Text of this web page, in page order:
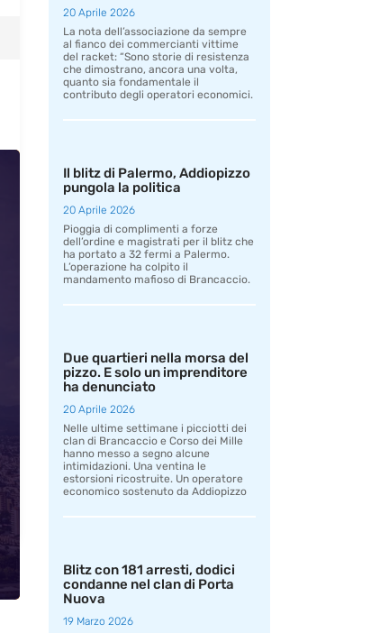
20 Aprile 2026
La nota dell’associazione da sempre
al fianco dei commercianti vittime
del racket: “Sono storie di resistenza
che dimostrano, ancora una volta,
quanto sia fondamentale il
contributo degli operatori economici.
Il blitz di Palermo, Addiopizzo
pungola la politica
20 Aprile 2026
Pioggia di complimenti a forze
dell’ordine e magistrati per il blitz che
ha portato a 32 fermi a Palermo.
L’operazione ha colpito il
mandamento mafioso di Brancaccio.
Due quartieri nella morsa del
pizzo. E solo un imprenditore
ha denunciato
20 Aprile 2026
Nelle ultime settimane i picciotti dei
clan di Brancaccio e Corso dei Mille
hanno messo a segno alcune
intimidazioni. Una ventina le
estorsioni ricostruite. Un operatore
economico sostenuto da Addiopizzo
Blitz con 181 arresti, dodici
condanne nel clan di Porta
Nuova
19 Marzo 2026